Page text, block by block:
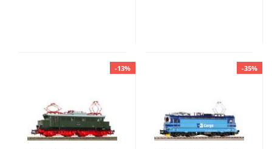
-13% -35%